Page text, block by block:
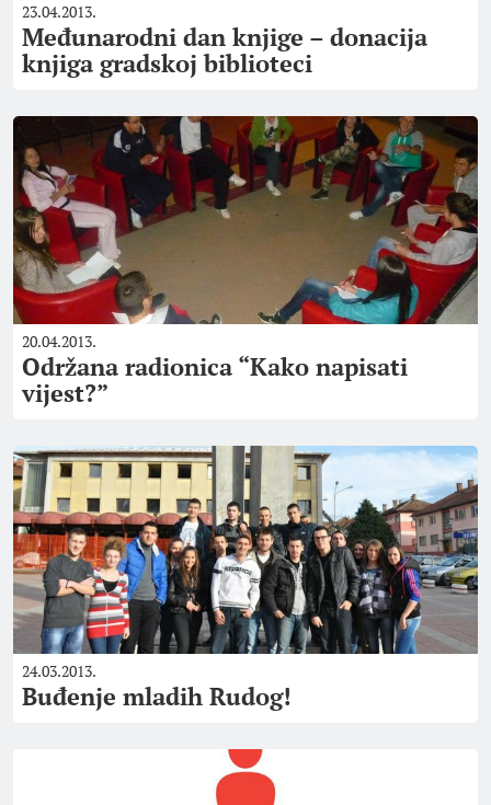
23.04.2013.
Međunarodni dan knjige – donacija
knjiga gradskoj biblioteci
20.04.2013.
Održana radionica “Kako napisati
vijest?”
24.03.2013.
Buđenje mladih Rudog!